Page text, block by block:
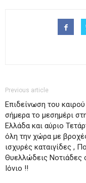
Previous article
Επιδείνωση του
σήμερα το μεσημέρι
Ελλάδα και αύριο
όλη την χώρα με
ισχυρές καταιγίδες ,
Θυελλώδεις Νοτιάδες
Ιόνιο !!